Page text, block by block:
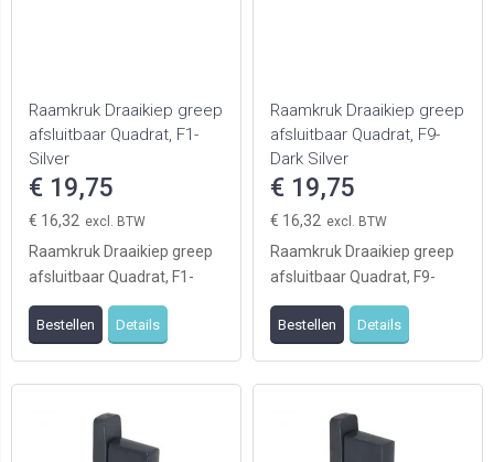
Raamkruk Draaikiep greep
afsluitbaar Quadrat, F1-
Silver
€ 19,75
€ 16,32
Raamkruk Draaikiep greep
afsluitbaar Quadrat, F1-
Silver
Bestellen Details
Raamkruk Draaikiep greep
afsluitbaar Quadrat, F9-
Dark Silver
€ 19,75
€ 16,32
Raamkruk Draaikiep greep
afsluitbaar Quadrat, F9-
Dark Silver
Bestellen Details